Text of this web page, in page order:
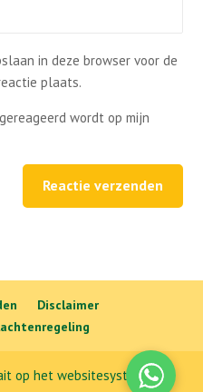
in deze browser voor de
plaats.
wordt op mijn
Reactie verzenden
Disclaimer
op het websitesysteem